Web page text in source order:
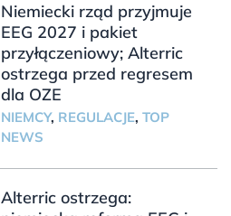
Niemiecki rząd przyjmuje
EEG 2027 i pakiet
przyłączeniowy; Alterric
ostrzega przed regresem
dla OZE
NIEMCY, REGULACJE, TOP
NEWS
Alterric ostrzega: